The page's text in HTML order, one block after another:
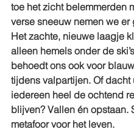
toe het zicht belemmerden
verse sneeuw nemen we er
Het zachte, nieuwe laagje
alleen hemels onder de
behoedt ons ook voor
tijdens valpartijen. Of dacht
iedereen heel de ochtend
blijven? Vallen én opstaan.
metafoor voor het leven.